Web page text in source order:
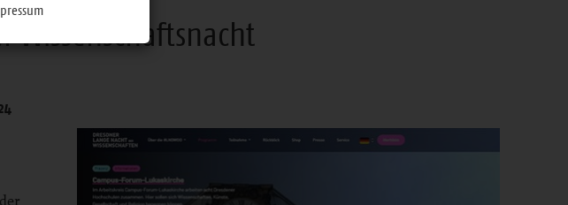
Wissenschaftsnacht